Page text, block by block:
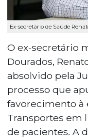
Ex-secretário de Saúde
O ex-secretário
Dourados,
absolvido pela
processo que
favorecimento à
Transportes em
de pacientes. A